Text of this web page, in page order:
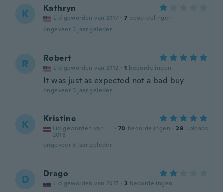
K Kathryn
Lid geworden van 2017 · 7 beoordelingen
ongeveer 3 jaar geleden
R Robert
Lid geworden van 2012 · 1 beoordelingen
It was just as expected not a bad buy
ongeveer 3 jaar geleden
K Kristine
Lid geworden van
2018
· 70 beoordelingen · 29 uploads
ongeveer 3 jaar geleden
D Drago
Lid geworden van 2017 · 3 beoordelingen